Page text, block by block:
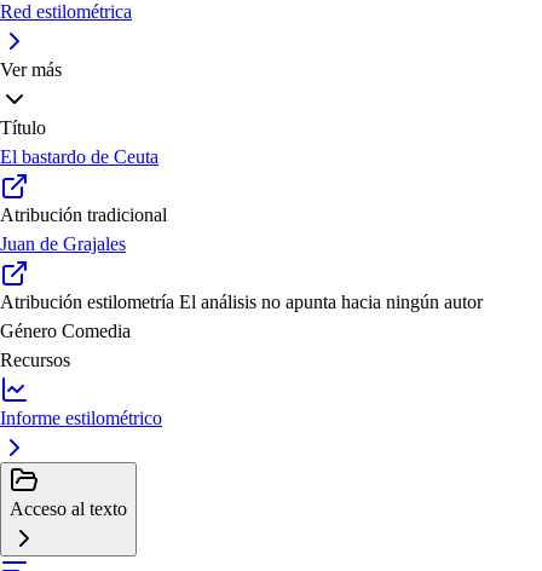
Red estilométrica
Ver más
Título
El bastardo de Ceuta
Atribución tradicional
Juan de Grajales
Atribución estilometría El análisis no apunta hacia ningún autor
Género Comedia
Recursos
Informe estilométrico
Acceso al texto